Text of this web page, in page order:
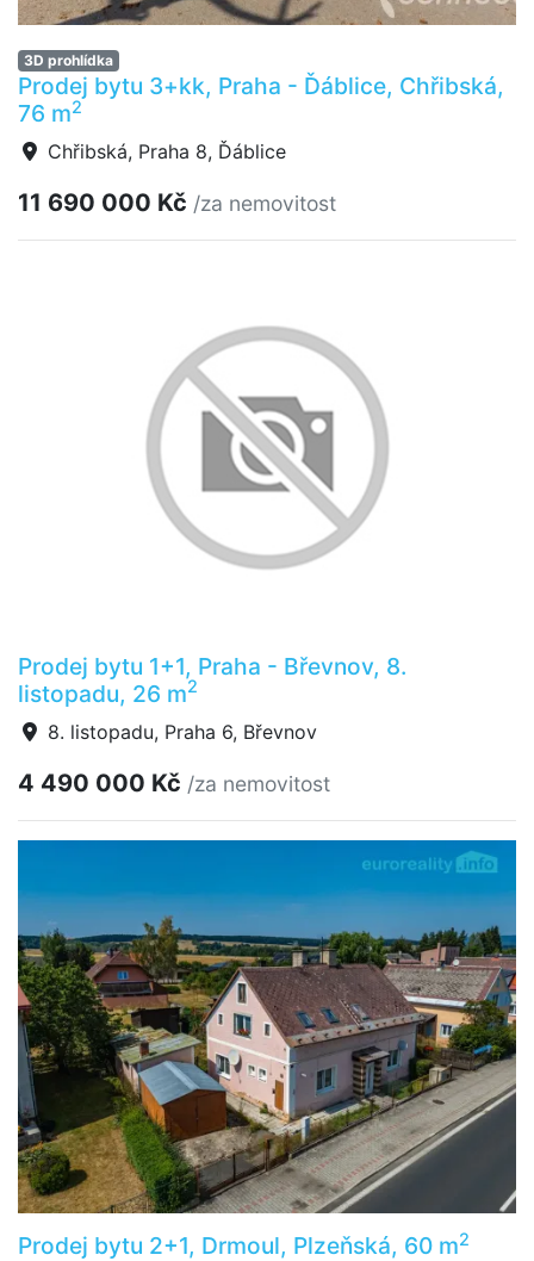
3D prohlídka
Prodej bytu 3+kk, Praha - Ďáblice, Chřibská,
76 m2
Chřibská, Praha 8, Ďáblice
11 690 000 Kč /za nemovitost
Prodej bytu 1+1, Praha - Břevnov, 8.
listopadu, 26 m2
8. listopadu, Praha 6, Břevnov
4 490 000 Kč /za nemovitost
Prodej bytu 2+1, Drmoul, Plzeňská, 60 m2